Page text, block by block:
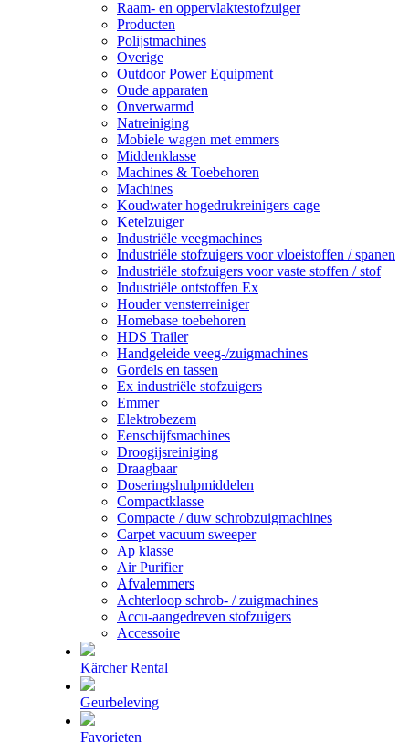
Raam- en oppervlaktestofzuiger
Producten
Polijstmachines
Overige
Outdoor Power Equipment
Oude apparaten
Onverwarmd
Natreiniging
Mobiele wagen met emmers
Middenklasse
Machines & Toebehoren
Machines
Koudwater hogedrukreinigers cage
Ketelzuiger
Industriële veegmachines
Industriële stofzuigers voor vloeistoffen / spanen
Industriële stofzuigers voor vaste stoffen / stof
Industriële ontstoffen Ex
Houder vensterreiniger
Homebase toebehoren
HDS Trailer
Handgeleide veeg-/zuigmachines
Gordels en tassen
Ex industriële stofzuigers
Emmer
Elektrobezem
Eenschijfsmachines
Droogijsreiniging
Draagbaar
Doseringshulpmiddelen
Compactklasse
Compacte / duw schrobzuigmachines
Carpet vacuum sweeper
Ap klasse
Air Purifier
Afvalemmers
Achterloop schrob- / zuigmachines
Accu-aangedreven stofzuigers
Accessoire
Kärcher Rental
Geurbeleving
Favorieten